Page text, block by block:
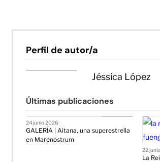
Perfil de autor/a
Jéssica López
Últimas publicaciones
Conciertos
24 junio 2026
GALERÍA | Aitana, una superestrella
en Marenostrum
22
La